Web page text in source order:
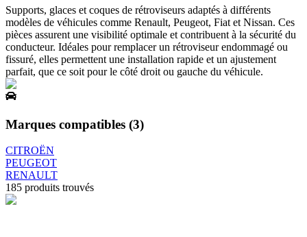
Supports, glaces et coques de rétroviseurs adaptés à différents
modèles de véhicules comme Renault, Peugeot, Fiat et Nissan. Ces
pièces assurent une visibilité optimale et contribuent à la sécurité du
conducteur. Idéales pour remplacer un rétroviseur endommagé ou
fissuré, elles permettent une installation rapide et un ajustement
parfait, que ce soit pour le côté droit ou gauche du véhicule.
Marques compatibles (3)
CITROËN
PEUGEOT
RENAULT
185 produits trouvés